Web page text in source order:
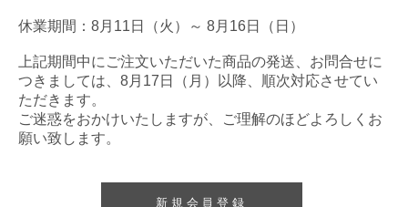
休業期間：8月11日（火）～ 8月16日（日）
上記期間中にご注文いただいた商品の発送、お問合せに
つきましては、8月17日（月）以降、順次対応させてい
ただきます。
ご迷惑をおかけいたしますが、ご理解のほどよろしくお
願い致します。
新規会員登録